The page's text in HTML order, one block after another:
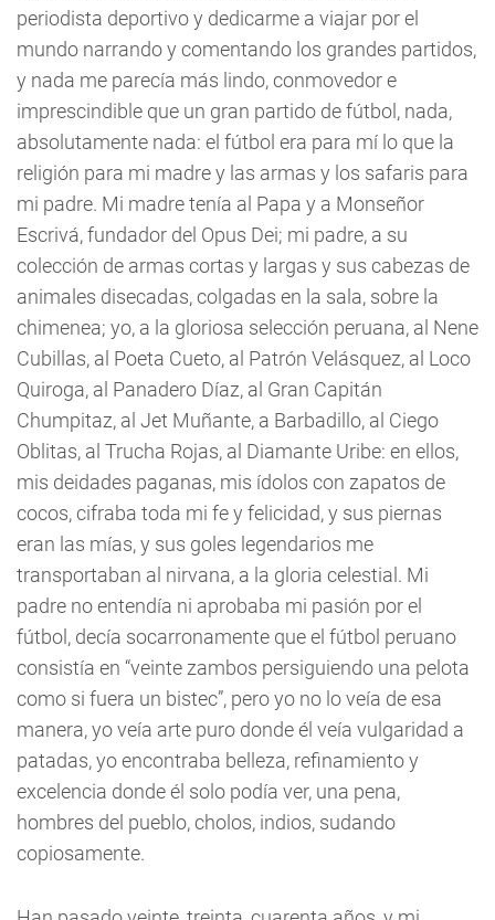
periodista deportivo y dedicarme a viajar por el
mundo narrando y comentando los grandes partidos,
y nada me parecía más lindo, conmovedor e
imprescindible que un gran partido de fútbol, nada,
absolutamente nada: el fútbol era para mí lo que la
religión para mi madre y las armas y los safaris para
mi padre. Mi madre tenía al Papa y a Monseñor
Escrivá, fundador del Opus Dei; mi padre, a su
colección de armas cortas y largas y sus cabezas de
animales disecadas, colgadas en la sala, sobre la
chimenea; yo, a la gloriosa selección peruana, al Nene
Cubillas, al Poeta Cueto, al Patrón Velásquez, al Loco
Quiroga, al Panadero Díaz, al Gran Capitán
Chumpitaz, al Jet Muñante, a Barbadillo, al Ciego
Oblitas, al Trucha Rojas, al Diamante Uribe: en ellos,
mis deidades paganas, mis ídolos con zapatos de
cocos, cifraba toda mi fe y felicidad, y sus piernas
eran las mías, y sus goles legendarios me
transportaban al nirvana, a la gloria celestial. Mi
padre no entendía ni aprobaba mi pasión por el
fútbol, decía socarronamente que el fútbol peruano
consistía en “veinte zambos persiguiendo una pelota
como si fuera un bistec”, pero yo no lo veía de esa
manera, yo veía arte puro donde él veía vulgaridad a
patadas, yo encontraba belleza, refinamiento y
excelencia donde él solo podía ver, una pena,
hombres del pueblo, cholos, indios, sudando
copiosamente.